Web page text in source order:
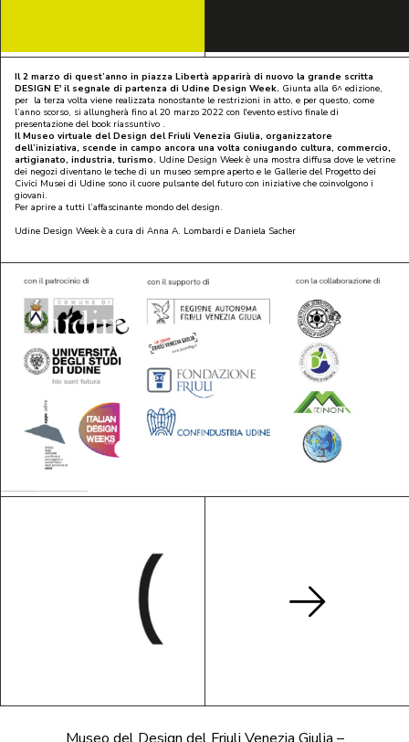
Il 2 marzo di quest’anno in piazza Libertà apparirà di nuovo la grande scritta
DESIGN E' il segnale di partenza di Udine Design Week. Giunta alla 6^ edizione,
per la terza volta viene realizzata nonostante le restrizioni in atto, e per questo, come
l’anno scorso, si allungherà fino al 20 marzo 2022 con l'evento estivo finale di
presentazione del book riassuntivo .
Il Museo virtuale del Design del Friuli Venezia Giulia, organizzatore
dell’iniziativa, scende in campo ancora una volta coniugando cultura, commercio,
artigianato, industria, turismo. Udine Design Week è una mostra diffusa dove le vetrine
dei negozi diventano le teche di un museo sempre aperto e le Gallerie del Progetto dei
Civici Musei di Udine sono il cuore pulsante del futuro con iniziative che coinvolgono i
giovani.
Per aprire a tutti l’affascinante mondo del design.
Udine Design Week è a cura di Anna A. Lombardi e Daniela Sacher